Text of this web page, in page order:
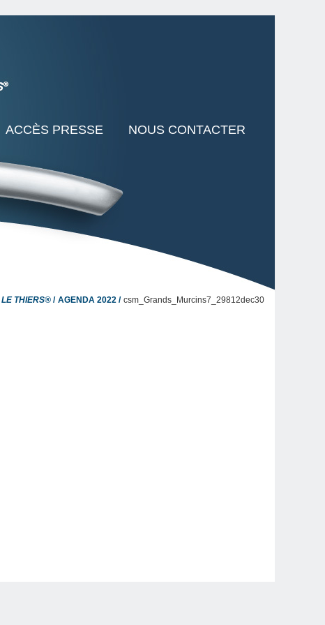
ACCÈS PRESSE NOUS CONTACTER
LE THIERS® AGENDA 2022 csm_Grands_Murcins7_29812dec30